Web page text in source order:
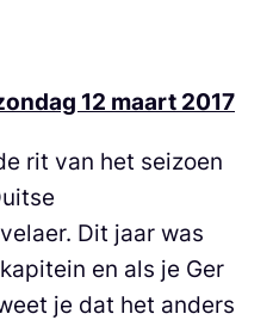
12 maart 2017
rit van het seizoen
Dit jaar was
en als je Ger
je dat het anders